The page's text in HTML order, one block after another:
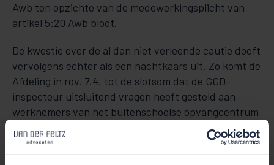
Awb ten opzichte van de medewerkingsplicht van
artikel 5:20 Awb bloot.
De kwestie over de al dan niet verleende cautie dooft
vervolgens echter als een nachtkaars uit. Zo komt de
Afdeling in rov. 7.4. tot de slotsom dat de GGD-
inspecteur uitsluitend vragen heeft gesteld aan
werknemers van het buitenschoolse opvangcentrum
en dat zij niet hebben geantwoord uit naam van
appellante. Dat betekent dat appellante “niet is